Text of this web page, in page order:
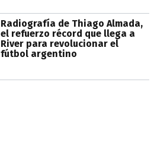
Radiografía de Thiago Almada,
el refuerzo récord que llega a
River para revolucionar el
fútbol argentino